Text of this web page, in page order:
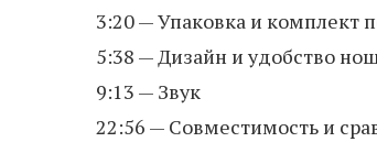
3:20 — Упаковка и комплект
5:38 — Дизайн и удобство
9:13 — Звук
22:56 — Совместимость и